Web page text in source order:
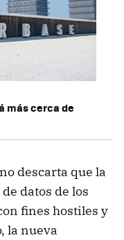
más cerca de
descarta que la
datos de los
fines hostiles y
la nueva